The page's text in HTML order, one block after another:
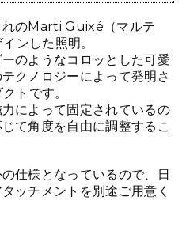
れのMarti Guixé（マルテ
ンした照明。
のようなコロッとした可愛
クノロジーによって発明さ
トです。
によって固定されているの
て角度を自由に調整するこ
仕様となっているので、日
ッチメントを別途ご用意く